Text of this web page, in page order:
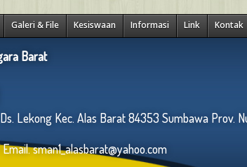
Galeri & File Kesiswaan Informasi Link Kontak
Barat
Lekong Kec. Alas Barat 84353 Sumbawa Prov.
sman1_alasbarat@yahoo.com